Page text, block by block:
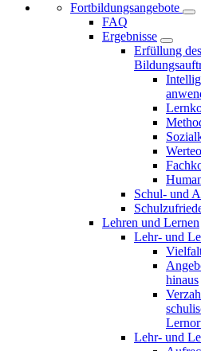
Fortbildungsangebote
FAQ
Ergebnisse
Erfüllung
Schul- und
Lehren und Lernen
Lehr- und
hinaus
Lehr- und